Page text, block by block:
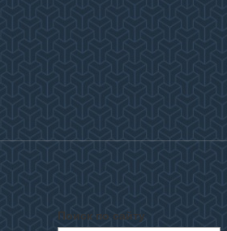
Поиск по сайту